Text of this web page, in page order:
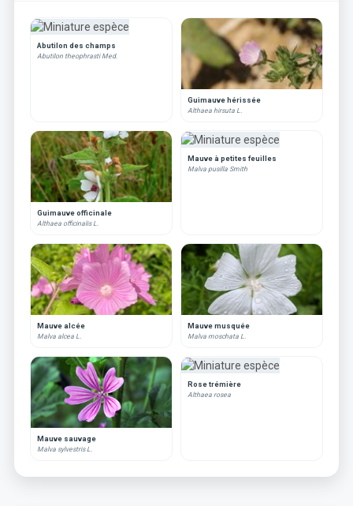
Abutilon des champs
Abutilon theophrasti Med.
Guimauve hérissée
Althaea hirsuta L.
Guimauve officinale
Althaea officinalis L.
Mauve à petites feuilles
Malva pusilla Smith
Mauve alcée
Malva alcea L.
Mauve musquée
Malva moschata L.
Mauve sauvage
Malva sylvestris L.
Rose trémière
Althaea rosea